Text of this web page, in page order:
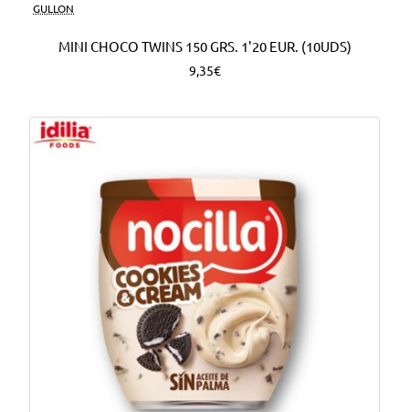
GULLON
MINI CHOCO TWINS 150 GRS. 1'20 EUR. (10UDS)
9,35€